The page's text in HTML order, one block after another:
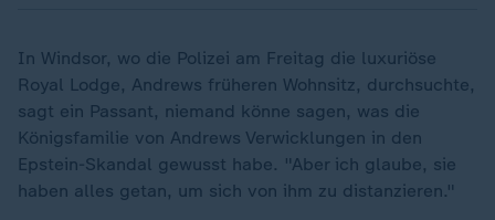
In Windsor, wo die Polizei am Freitag die luxuriöse
Royal Lodge, Andrews früheren Wohnsitz, durchsuchte,
sagt ein Passant, niemand könne sagen, was die
Königsfamilie von Andrews Verwicklungen in den
Epstein-Skandal gewusst habe. "Aber ich glaube, sie
haben alles getan, um sich von ihm zu distanzieren."